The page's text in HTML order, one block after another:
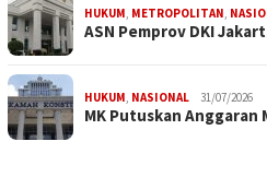
HUKUM, METROPOLITAN,
ASN Pemprov DKI
HUKUM, NASIONAL 31/07/2026
MK Putuskan Anggaran